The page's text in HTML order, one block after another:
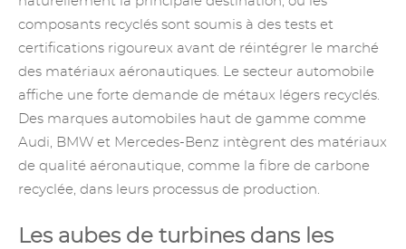
composants recyclés sont soumis à des tests et
certifications rigoureux avant de réintégrer le marché
des matériaux aéronautiques. Le secteur automobile
affiche une forte demande de métaux légers recyclés.
Des marques automobiles haut de gamme comme
Audi, BMW et Mercedes-Benz intègrent des matériaux
de qualité aéronautique, comme la fibre de carbone
recyclée, dans leurs processus de production.
Les aubes de turbines dans les